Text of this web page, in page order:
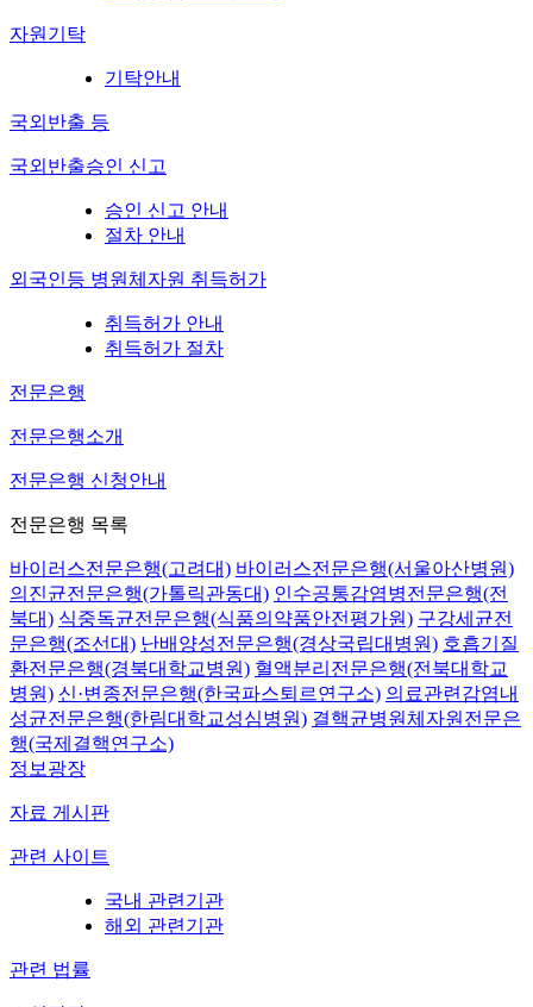
자원기탁
기탁안내
국외반출 등
국외반출승인 신고
승인 신고 안내
절차 안내
외국인등 병원체자원 취득허가
취득허가 안내
취득허가 절차
전문은행
전문은행소개
전문은행 신청안내
전문은행 목록
바이러스전문은행(고려대) 바이러스전문은행(서울아산병원)
의진균전문은행(가톨릭관동대) 인수공통감염병전문은행(전
북대) 식중독균전문은행(식품의약품안전평가원) 구강세균전
문은행(조선대) 난배양성전문은행(경상국립대병원) 호흡기질
환전문은행(경북대학교병원) 혈액분리전문은행(전북대학교
병원) 신·변종전문은행(한국파스퇴르연구소) 의료관련감염내
성균전문은행(한림대학교성심병원) 결핵균병원체자원전문은
행(국제결핵연구소)
정보광장
자료 게시판
관련 사이트
국내 관련기관
해외 관련기관
관련 법률